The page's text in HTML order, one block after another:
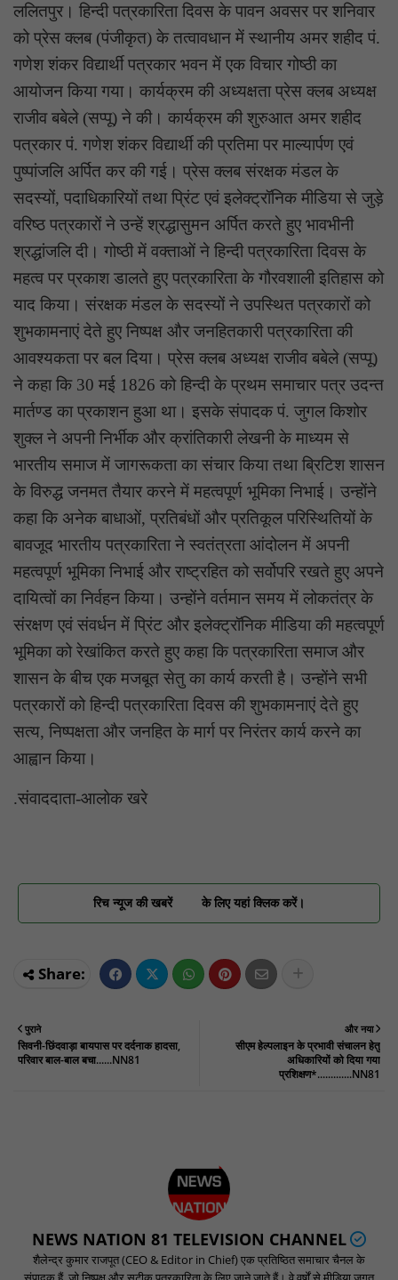
ललितपुर। हिन्दी पत्रकारिता दिवस के पावन अवसर पर शनिवार
को प्रेस क्लब (पंजीकृत) के तत्वावधान में स्थानीय अमर शहीद पं.
गणेश शंकर विद्यार्थी पत्रकार भवन में एक विचार गोष्ठी का
आयोजन किया गया। कार्यक्रम की अध्यक्षता प्रेस क्लब अध्यक्ष
राजीव बबेले (सप्पू) ने की। कार्यक्रम की शुरुआत अमर शहीद
पत्रकार पं. गणेश शंकर विद्यार्थी की प्रतिमा पर माल्यार्पण एवं
पुष्पांजलि अर्पित कर की गई। प्रेस क्लब संरक्षक मंडल के
सदस्यों, पदाधिकारियों तथा प्रिंट एवं इलेक्ट्रॉनिक मीडिया से जुड़े
वरिष्ठ पत्रकारों ने उन्हें श्रद्धासुमन अर्पित करते हुए भावभीनी
श्रद्धांजलि दी। गोष्ठी में वक्ताओं ने हिन्दी पत्रकारिता दिवस के
महत्व पर प्रकाश डालते हुए पत्रकारिता के गौरवशाली इतिहास को
याद किया। संरक्षक मंडल के सदस्यों ने उपस्थित पत्रकारों को
शुभकामनाएं देते हुए निष्पक्ष और जनहितकारी पत्रकारिता की
आवश्यकता पर बल दिया। प्रेस क्लब अध्यक्ष राजीव बबेले (सप्पू)
ने कहा कि 30 मई 1826 को हिन्दी के प्रथम समाचार पत्र उदन्त
मार्तण्ड का प्रकाशन हुआ था। इसके संपादक पं. जुगल किशोर
शुक्ल ने अपनी निर्भीक और क्रांतिकारी लेखनी के माध्यम से
भारतीय समाज में जागरूकता का संचार किया तथा ब्रिटिश शासन
के विरुद्ध जनमत तैयार करने में महत्वपूर्ण भूमिका निभाई। उन्होंने
कहा कि अनेक बाधाओं, प्रतिबंधों और प्रतिकूल परिस्थितियों के
बावजूद भारतीय पत्रकारिता ने स्वतंत्रता आंदोलन में अपनी
महत्वपूर्ण भूमिका निभाई और राष्ट्रहित को सर्वोपरि रखते हुए अपने
दायित्वों का निर्वहन किया। उन्होंने वर्तमान समय में लोकतंत्र के
संरक्षण एवं संवर्धन में प्रिंट और इलेक्ट्रॉनिक मीडिया की महत्वपूर्ण
भूमिका को रेखांकित करते हुए कहा कि पत्रकारिता समाज और
शासन के बीच एक मजबूत सेतु का कार्य करती है। उन्होंने सभी
पत्रकारों को हिन्दी पत्रकारिता दिवस की शुभकामनाएं देते हुए
सत्य, निष्पक्षता और जनहित के मार्ग पर निरंतर कार्य करने का
आह्वान किया।
.संवाददाता-आलोक खरे
रिच न्यूज की खबरें के लिए यहां क्लिक करें।
और नया
सीएम हेल्पलाइन के प्रभावी संचालन हेतु
अधिकारियों को दिया गया
प्रशिक्षण*.............NN81
पुराने
सिवनी-छिंदवाड़ा बायपास पर दर्दनाक हादसा,
परिवार बाल-बाल बचा......NN81
NEWS NATION 81 TELEVISION CHANNEL
शैलेन्द्र कुमार राजपूत (CEO & Editor in Chief) एक प्रतिष्ठित समाचार चैनल के